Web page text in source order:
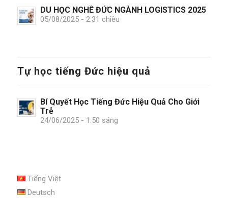
DU HỌC NGHỀ ĐỨC NGÀNH LOGISTICS 2025
05/08/2025 - 2:31 chiều
Tự học tiếng Đức hiệu quả
Bí Quyết Học Tiếng Đức Hiệu Quả Cho Giới
Trẻ
24/06/2025 - 1:50 sáng
Tiếng Việt
Deutsch